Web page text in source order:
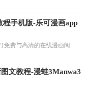
程手机版-乐可漫画app
乐可漫画APP，堪称主打免费与高清的在线漫画阅读神器。其官方版提供海量完整版漫画资源，无论是国内漫画，还是日漫、韩漫、台漫、美漫等国外漫画，应有尽有，随时供你阅读。只需轻点一下，便能直接进入阅读界面。不仅如此，乐可漫画最新版本更新速度极快，在这里，你总能抢先看到全网一手漫画章节内容！...
文教程-漫蛙3Manwa3